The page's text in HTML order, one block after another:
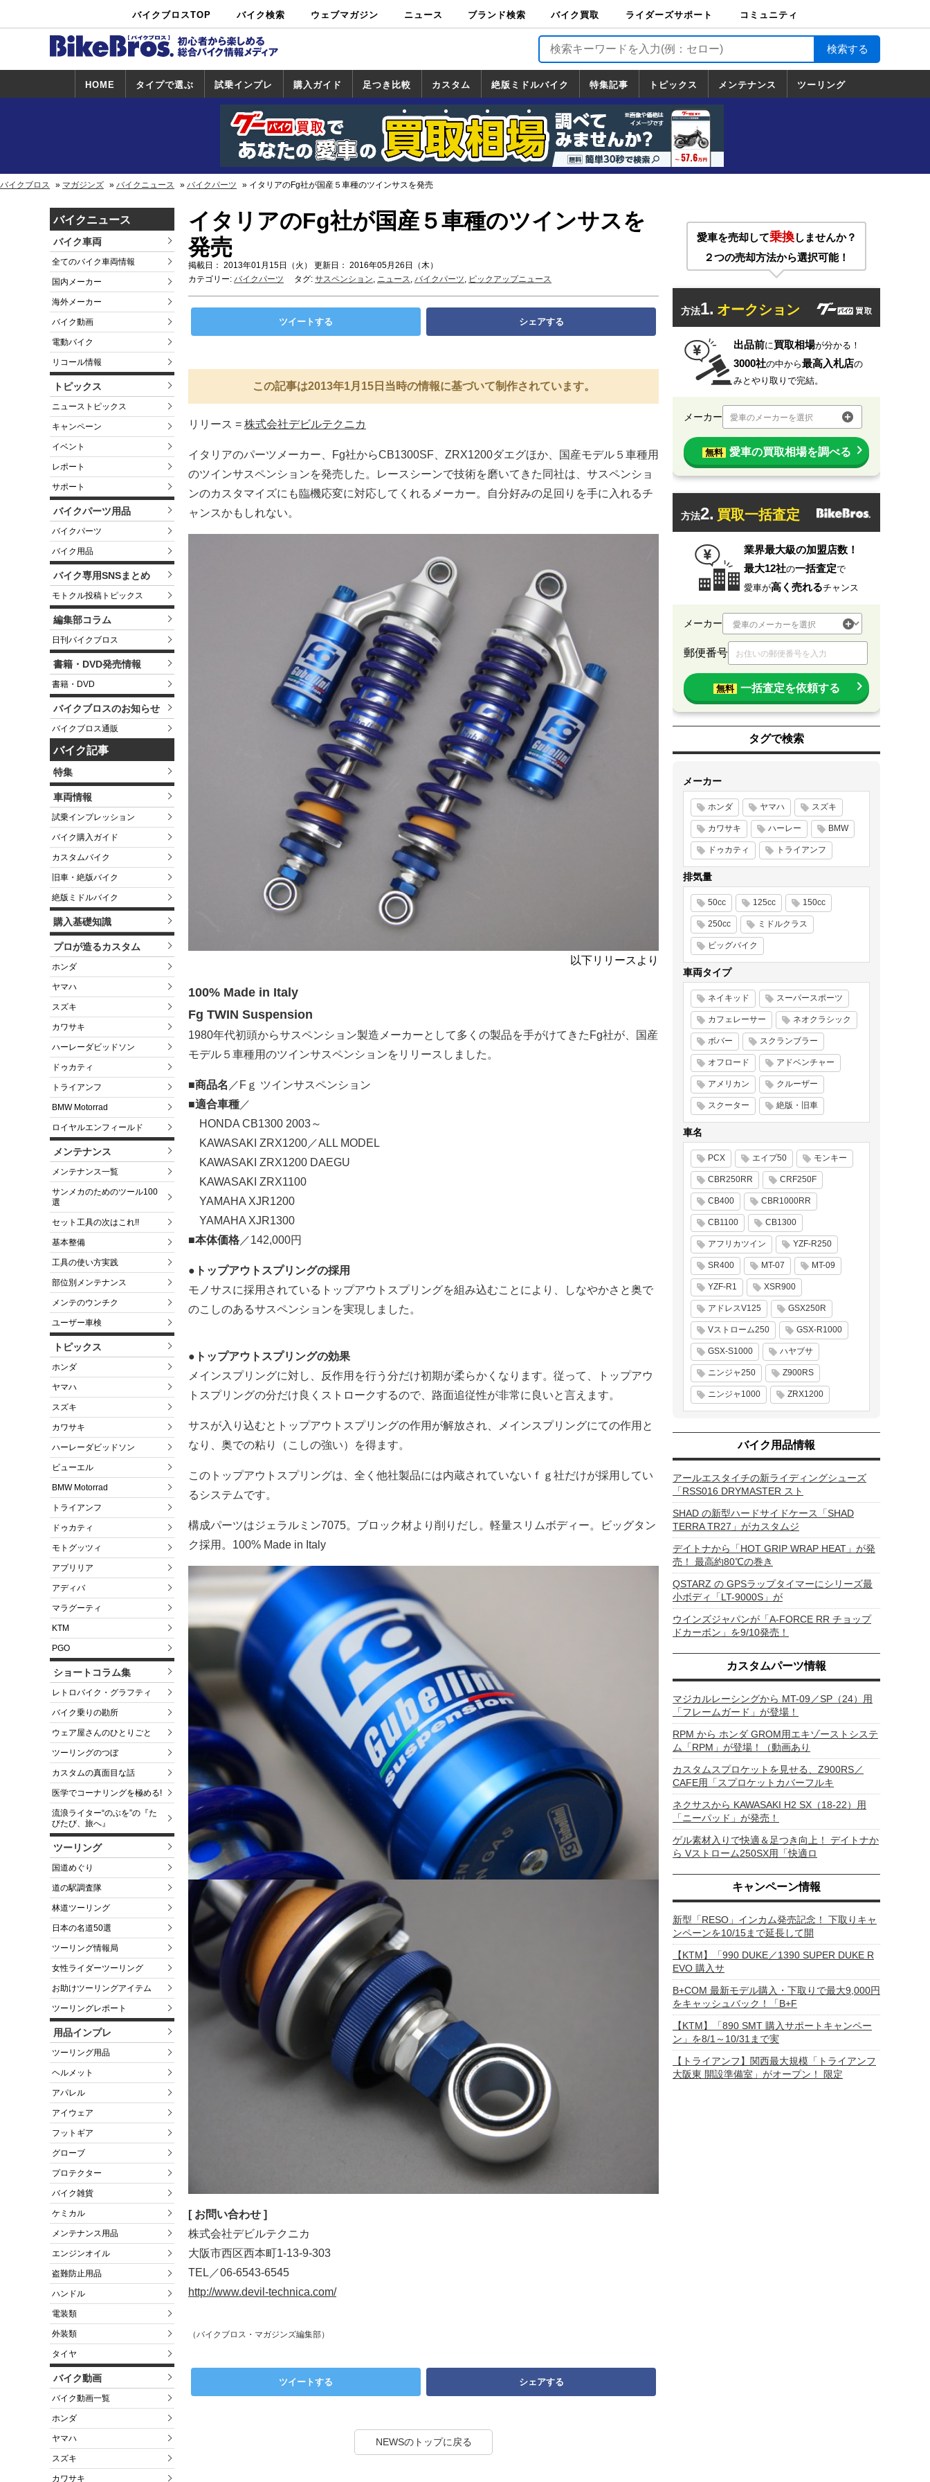
バイクブロスTOP バイク検索
中古バイ
ク・新車検
カタログ検
索
ショップ検
索
ウェブマガジン ニュース ブランド検索 バイク買取
バイク買取
ライダーズサポート
ライダーズサポート
TOP
バイク輸送
バイクガレージライ
フ
バイク車両保険
ロードサービス
バイク試乗
コミュニティ
HOME タイプで選ぶ 試乗インプレ
試乗インプレ
一覧
ホンダ
ヤマハ
スズキ
カワサキ
ハーレー
BMW
トライアンフ
ドゥカティ
購入ガイド
一覧
足つき比較 カスタム
カスタム
一覧
ホンダ
ヤマハ
スズキ
カワサキ
絶版ミドルバイク
絶版ミドルバイク
一覧
ホンダ
ヤマハ
スズキ
カワサキ
特集記事 トピックス
トピックス
一覧
ホンダ
ヤマハ
スズキ
カワサキ
ハーレーダ
ビッドソン
BMW
ドゥカティ
トライアン
フ
メンテナンス ツーリング
道の駅調査隊
ツーリング情報局
日本の道50選
国道めぐり
林道ツーリング
バイクブロス マガジンズ バイクニュース バイクパーツ イタリアのFg社が国産５車種のツインサスを発売
バイクニュース
バイク車両
全てのバイク車両情報
国内メーカー
海外メーカー
バイク動画
電動バイク
リコール情報
トピックス
ニューストピックス
キャンペーン
イベント
レポート
サポート
バイクパーツ用品
バイクパーツ
バイク用品
バイク専用SNSまとめ
モトクル投稿トピックス
編集部コラム
日刊バイクブロス
書籍・DVD発売情報
書籍・DVD
バイクブロスのお知らせ
バイクブロス通販
バイク記事
特集
車両情報
試乗インプレッション
バイク購入ガイド
カスタムバイク
旧車・絶版バイク
絶版ミドルバイク
購入基礎知識
プロが造るカスタム
ホンダ
ヤマハ
スズキ
カワサキ
ハーレーダビッドソン
ドゥカティ
トライアンフ
BMW Motorrad
ロイヤルエンフィールド
メンテナンス
メンテナンス一覧
サンメカのためのツール100
選
セット工具の次はこれ!!
基本整備
工具の使い方実践
部位別メンテナンス
メンテのウンチク
ユーザー車検
トピックス
ホンダ
ヤマハ
スズキ
カワサキ
ハーレーダビッドソン
ビューエル
BMW Motorrad
トライアンフ
ドゥカティ
モトグッツィ
アプリリア
アディバ
マラグーティ
KTM
PGO
ショートコラム集
レトロバイク・グラフティ
バイク乗りの勘所
ウェア屋さんのひとりごと
ツーリングのつぼ
カスタムの真面目な話
医学でコーナリングを極める!
流浪ライター“のぶを”の『た
びたび、旅へ』
ツーリング
国道めぐり
道の駅調査隊
林道ツーリング
日本の名道50選
ツーリング情報局
女性ライダーツーリング
お助けツーリングアイテム
ツーリングレポート
用品インプレ
ツーリング用品
ヘルメット
アパレル
アイウェア
フットギア
グローブ
プロテクター
バイク雑貨
ケミカル
メンテナンス用品
エンジンオイル
盗難防止用品
ハンドル
電装類
外装類
タイヤ
バイク動画
バイク動画一覧
ホンダ
ヤマハ
スズキ
カワサキ
イタリアのFg社が国産５車種のツインサスを
発売
掲載日： 2013年01月15日（火） 更新日： 2016年05月26日（木）
カテゴリー: バイクパーツ タグ: サスペンション, ニュース, バイクパーツ, ピックアップニュース
ツイートする シェアする
この記事は2013年1月15日当時の情報に基づいて制作されています。
リリース = 株式会社デビルテクニカ
イタリアのパーツメーカー、Fg社からCB1300SF、ZRX1200ダエグほか、国産モデル５車種用
のツインサスペンションを発売した。レースシーンで技術を磨いてきた同社は、サスペンショ
ンのカスタマイズにも臨機応変に対応してくれるメーカー。自分好みの足回りを手に入れるチ
ャンスかもしれない。
以下リリースより
100% Made in Italy
Fg TWIN Suspension
1980年代初頭からサスペンション製造メーカーとして多くの製品を手がけてきたFg社が、国産
モデル５車種用のツインサスペンションをリリースしました。
■商品名 ／Fｇ ツインサスペンション
■適合車種 ／
HONDA CB1300 2003～
KAWASAKI ZRX1200／ALL MODEL
KAWASAKI ZRX1200 DAEGU
KAWASAKI ZRX1100
YAMAHA XJR1200
YAMAHA XJR1300
■本体価格 ／142,000円
●トップアウトスプリングの採用
モノサスに採用されているトップアウトスプリングを組み込むことにより、しなやかさと奥で
のこしのあるサスペンションを実現しました。
●トップアウトスプリングの効果
メインスプリングに対し、反作用を行う分だけ初期が柔らかくなります。従って、トップアウ
トスプリングの分だけ良くストロークするので、路面追従性が非常に良いと言えます。
サスが入り込むとトップアウトスプリングの作用が解放され、メインスプリングにての作用と
なり、奥での粘り（こしの強い）を得ます。
このトップアウトスプリングは、全く他社製品には内蔵されていないｆｇ社だけが採用してい
るシステムです。
構成パーツはジェラルミン7075。ブロック材より削りだし。軽量スリムボディー。ビッグタン
ク採用。100% Made in Italy
[ お問い合わせ ]
株式会社デビルテクニカ
大阪市西区西本町1-13-9-303
TEL／06-6543-6545
http://www.devil-technica.com/
（バイクブロス・マガジンズ編集部）
ツイートする シェアする
NEWSのトップに戻る
愛車を売却して乗換しませんか？
２つの売却方法から選択可能！
方法1. オークション
出品前に買取相場が分かる！
3000社の中から最高入札店の
みとやり取りで完結。
メーカー 愛車のメーカーを選択
無料 愛車の買取相場を調べる
方法2. 買取一括査定
業界最大級の加盟店数！
最大12社の一括査定で
愛車が高く売れるチャンス
メーカー
郵便番号
無料 一括査定を依頼する
タグで検索
メーカー
ホンダ ヤマハ スズキ
カワサキ ハーレー BMW
ドゥカティ トライアンフ
排気量
50cc 125cc 150cc
250cc ミドルクラス
ビッグバイク
車両タイプ
ネイキッド スーパースポーツ
カフェレーサー ネオクラシック
ボバー スクランブラー
オフロード アドベンチャー
アメリカン クルーザー
スクーター 絶版・旧車
車名
PCX エイプ50 モンキー
CBR250RR CRF250F
CB400 CBR1000RR
CB1100 CB1300
アフリカツイン YZF-R250
SR400 MT-07 MT-09
YZF-R1 XSR900
アドレスV125 GSX250R
Vストローム250 GSX-R1000
GSX-S1000 ハヤブサ
ニンジャ250 Z900RS
ニンジャ1000 ZRX1200
バイク用品情報
アールエスタイチの新ライディングシューズ
「RSS016 DRYMASTER スト
SHAD の新型ハードサイドケース「SHAD
TERRA TR27」がカスタムジ
デイトナから「HOT GRIP WRAP HEAT」が発
売！ 最高約80℃の巻き
QSTARZ の GPSラップタイマーにシリーズ最
小ボディ「LT-9000S」が
ウインズジャパンが「A-FORCE RR チョップ
ドカーボン」を9/10発売！
カスタムパーツ情報
マジカルレーシングから MT-09／SP（24）用
「フレームガード」が登場！
RPM から ホンダ GROM用エキゾーストシステ
ム「RPM」が登場！（動画あり
カスタムスプロケットを見せる、Z900RS／
CAFE用「スプロケットカバーフルキ
ネクサスから KAWASAKI H2 SX（18-22）用
「ニーパッド」が発売！
ゲル素材入りで快適＆足つき向上！ デイトナか
ら Vストローム250SX用「快適ロ
キャンペーン情報
新型「RESO」インカム発売記念！ 下取りキャ
ンペーンを10/15まで延長して開
【KTM】「990 DUKE／1390 SUPER DUKE R
EVO 購入サ
B+COM 最新モデル購入・下取りで最大9,000円
をキャッシュバック！「B+F
【KTM】「890 SMT 購入サポートキャンペー
ン」を8/1～10/31まで実
【トライアンフ】関西最大規模「トライアンフ
大阪東 開設準備室」がオープン！ 限定